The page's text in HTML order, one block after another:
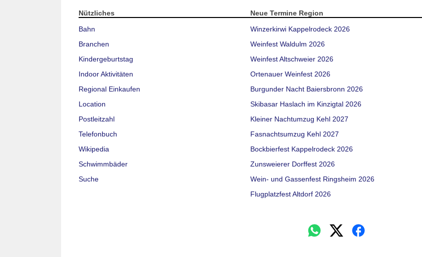
Nützliches
Bahn
Branchen
Kindergeburtstag
Indoor Aktivitäten
Regional Einkaufen
Location
Postleitzahl
Telefonbuch
Wikipedia
Schwimmbäder
Suche
Neue Termine Region
Winzerkirwi Kappelrodeck 2026
Weinfest Waldulm 2026
Weinfest Altschweier 2026
Ortenauer Weinfest 2026
Burgunder Nacht Baiersbronn 2026
Skibasar Haslach im Kinzigtal 2026
Kleiner Nachtumzug Kehl 2027
Fasnachtsumzug Kehl 2027
Bockbierfest Kappelrodeck 2026
Zunsweierer Dorffest 2026
Wein- und Gassenfest Ringsheim 2026
Flugplatzfest Altdorf 2026